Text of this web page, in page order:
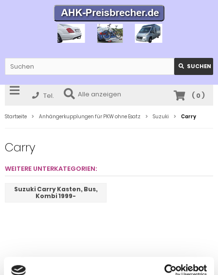
SUCHEN
Tel. Alle anzeigen ( 0)
Startseite Anhängerkupplungen für PKW ohne Esatz Suzuki Carry
Carry
WEITERE UNTERKATEGORIEN:
Suzuki Carry Kasten, Bus,
Kombi 1999-